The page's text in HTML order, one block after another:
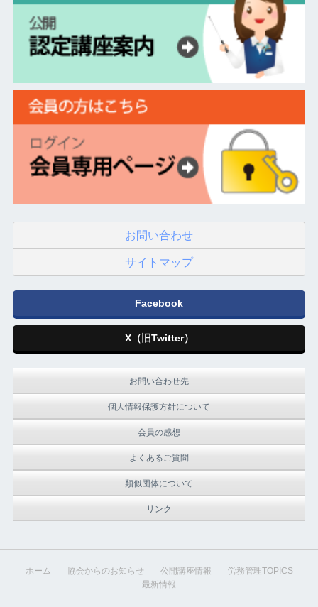
お問い合わせ
サイトマップ
Facebook
X（旧Twitter）
お問い合わせ先
個人情報保護方針について
会員の感想
よくあるご質問
類似団体について
リンク
ホーム 協会からのお知らせ 公開講座情報
労務管理TOPICS
最新情報